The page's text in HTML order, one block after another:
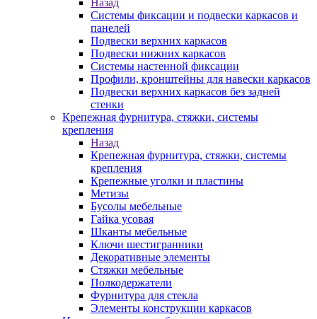
Назад
Системы фиксации и подвески каркасов и
панелей
Подвески верхних каркасов
Подвески нижних каркасов
Системы настенной фиксации
Профили, кронштейны для навески каркасов
Подвески верхних каркасов без задней
стенки
Крепежная фурнитура, стяжки, системы
крепления
Назад
Крепежная фурнитура, стяжки, системы
крепления
Крепежные уголки и пластины
Метизы
Бусолы мебельные
Гайка усовая
Шканты мебельные
Ключи шестигранники
Декоративные элементы
Стяжки мебельные
Полкодержатели
Фурнитура для стекла
Элементы конструкции каркасов